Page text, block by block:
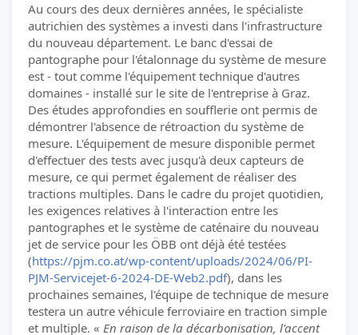
Au cours des deux dernières années, le spécialiste
autrichien des systèmes a investi dans l'infrastructure
du nouveau département. Le banc d'essai de
pantographe pour l'étalonnage du système de mesure
est - tout comme l'équipement technique d'autres
domaines - installé sur le site de l'entreprise à Graz.
Des études approfondies en soufflerie ont permis de
démontrer l'absence de rétroaction du système de
mesure. L'équipement de mesure disponible permet
d'effectuer des tests avec jusqu'à deux capteurs de
mesure, ce qui permet également de réaliser des
tractions multiples. Dans le cadre du projet quotidien,
les exigences relatives à l'interaction entre les
pantographes et le système de caténaire du nouveau
jet de service pour les ÖBB ont déjà été testées
(https://pjm.co.at/wp-content/uploads/2024/06/PI-
PJM-Servicejet-6-2024-DE-Web2.pdf), dans les
prochaines semaines, l'équipe de technique de mesure
testera un autre véhicule ferroviaire en traction simple
et multiple. « En raison de la décarbonisation, l'accent